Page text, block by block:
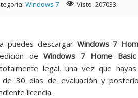
Windows 7 Visto: 207033
a puedes descargar Windows 7
edición deWindows 7 Home Basic
totalmente legal, una vez que hayas
de 30 días de evaluación y
licencia.